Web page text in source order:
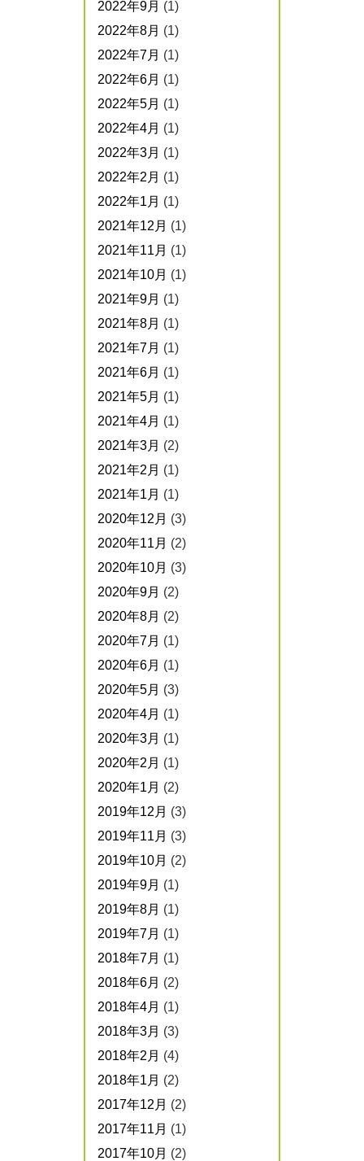
2022年9月 (1)
2022年8月 (1)
2022年7月 (1)
2022年6月 (1)
2022年5月 (1)
2022年4月 (1)
2022年3月 (1)
2022年2月 (1)
2022年1月 (1)
2021年12月 (1)
2021年11月 (1)
2021年10月 (1)
2021年9月 (1)
2021年8月 (1)
2021年7月 (1)
2021年6月 (1)
2021年5月 (1)
2021年4月 (1)
2021年3月 (2)
2021年2月 (1)
2021年1月 (1)
2020年12月 (3)
2020年11月 (2)
2020年10月 (3)
2020年9月 (2)
2020年8月 (2)
2020年7月 (1)
2020年6月 (1)
2020年5月 (3)
2020年4月 (1)
2020年3月 (1)
2020年2月 (1)
2020年1月 (2)
2019年12月 (3)
2019年11月 (3)
2019年10月 (2)
2019年9月 (1)
2019年8月 (1)
2019年7月 (1)
2018年7月 (1)
2018年6月 (2)
2018年4月 (1)
2018年3月 (3)
2018年2月 (4)
2018年1月 (2)
2017年12月 (2)
2017年11月 (1)
2017年10月 (2)